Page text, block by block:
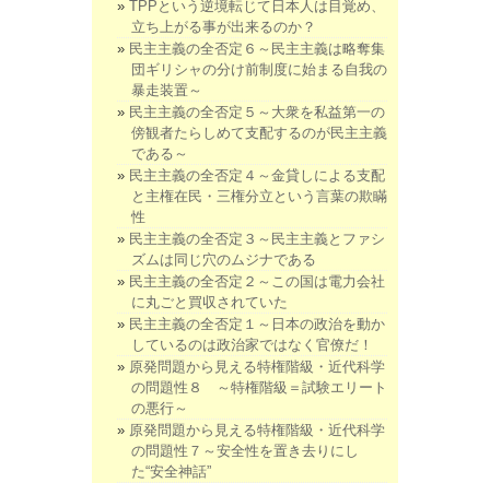
TPPという逆境転じて日本人は目覚め、
立ち上がる事が出来るのか？
民主主義の全否定６～民主主義は略奪集
団ギリシャの分け前制度に始まる自我の
暴走装置～
民主主義の全否定５～大衆を私益第一の
傍観者たらしめて支配するのが民主主義
である～
民主主義の全否定４～金貸しによる支配
と主権在民・三権分立という言葉の欺瞞
性
民主主義の全否定３～民主主義とファシ
ズムは同じ穴のムジナである
民主主義の全否定２～この国は電力会社
に丸ごと買収されていた
民主主義の全否定１～日本の政治を動か
しているのは政治家ではなく官僚だ！
原発問題から見える特権階級・近代科学
の問題性８ ～特権階級＝試験エリート
の悪行～
原発問題から見える特権階級・近代科学
の問題性７～安全性を置き去りにし
た“安全神話”